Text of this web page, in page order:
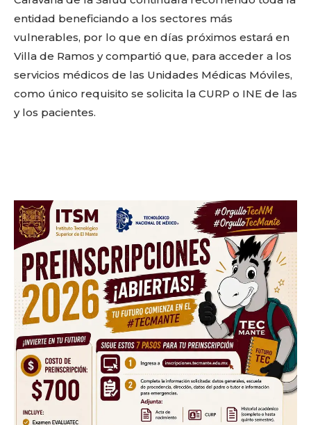
Don't miss
out!
Sing up for our newsletter
to stay in the loop.
entidad beneficiando a los sectores más
vulnerables, por lo que en días próximos estará en
Villa de Ramos y compartió que, para acceder a los
servicios médicos de las Unidades Médicas Móviles,
como único requisito se solicita la CURP o INE de las
y los pacientes.